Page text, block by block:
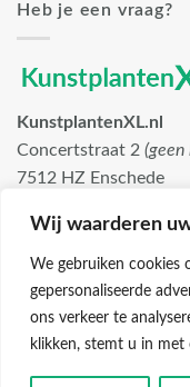
Wij waarderen
We gebruiken cookies
gepersonaliseerde
ons verkeer te
klikken, stemt u in met
Heb je een vraag?
KunstplantenXL.nl
Concertstraat 2 (geen
7512 HZ Enschede